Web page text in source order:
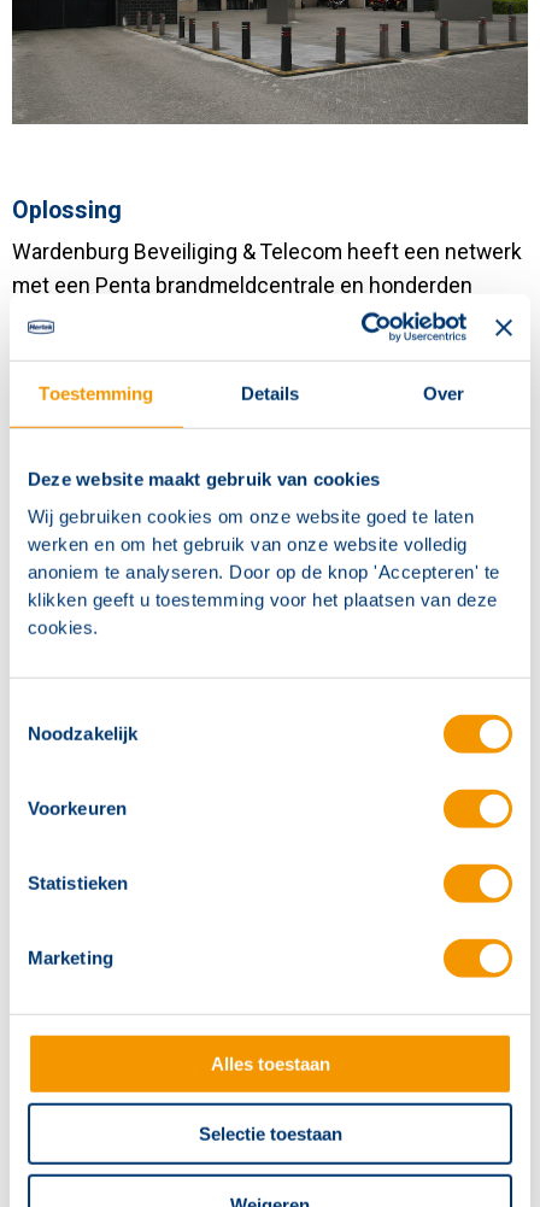
Toestemming Details Over
Deze website maakt gebruik van cookies
Wij gebruiken cookies om onze website goed te laten
werken en om het gebruik van onze website volledig
anoniem te analyseren. Door op de knop 'Accepteren' te
klikken geeft u toestemming voor het plaatsen van deze
cookies.
Noodzakelijk
Voorkeuren
Statistieken
Marketing
Alles toestaan
Selectie toestaan
Oplossing
Wardenburg Beveiliging & Telecom heeft een netwerk
met een Penta brandmeldcentrale en honderden
melders (1.400 in totaal) van Hertek aangelegd. In de
(optisch en temperatuur) toegepast, en in de
isoleercellen aspiratiedetectie. Ondanks de grootte en
Wardenburg en Hertek op tijd en volgens afspraak
opgeleverd.